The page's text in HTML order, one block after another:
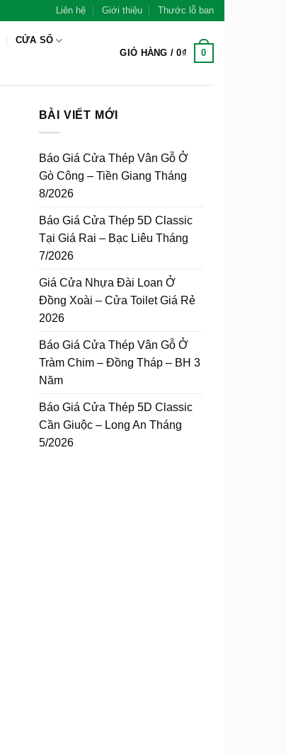
Liên hệ Giới thiệu Thước lỗ ban
CỬA SỔ
GIỎ HÀNG /0₫ 0
BÀI VIẾT MỚI
Báo Giá Cửa Thép Vân Gỗ Ở
Gò Công – Tiền Giang Tháng
8/2026
Báo Giá Cửa Thép 5D Classic
Tại Giá Rai – Bạc Liêu Tháng
7/2026
Giá Cửa Nhựa Đài Loan Ở
Đồng Xoài – Cửa Toilet Giá Rẻ
2026
Báo Giá Cửa Thép Vân Gỗ Ở
Tràm Chim – Đồng Tháp – BH 3
Năm
Báo Giá Cửa Thép 5D Classic
Cần Giuộc – Long An Tháng
5/2026